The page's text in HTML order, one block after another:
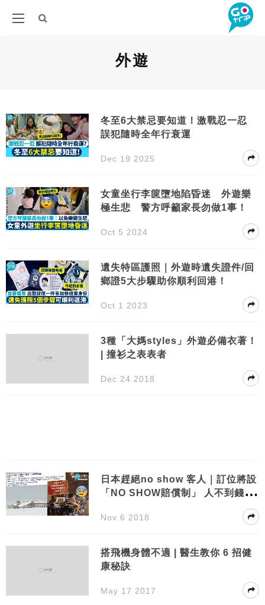
外遊
冬至6大禁忌要知道！激戰忍一忍
誤犯隨時全年行衰運
Dec 19 2025
女童坐行李篋墮地陷昏迷 外遊樂
極生悲 警方呼籲家長勿做1事！
Oct 5 2024
遺失特區護照｜外遊時遺失證件/回
鄉證5大步驟助你順利回港！
Oct 1 2023
3種「大媽styles」外遊必備衣著！
| 撞衫之表表者
Dec 24 2018
日本趕絕no show 客人｜訂位將設
「NO SHOW賠償制」 人不到錢照
Nov 6 2018
搭飛機身體不適 | 醫生教你 6 招健
康秘訣
May 17 2017